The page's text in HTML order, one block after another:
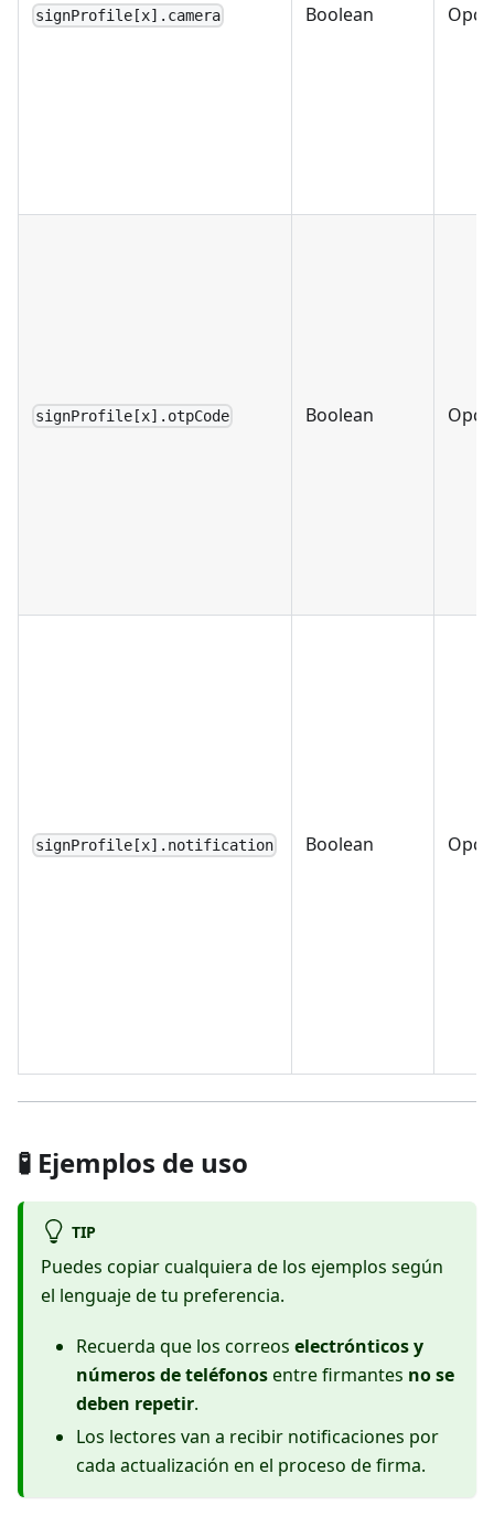
signProfile[x].camera Boolean
signProfile[x].otpCode Boolean
signProfile[x].notification Boolean
🧪 Ejemplos de uso
TIP
Puedes copiar cualquiera de los ejemplos según
el lenguaje de tu preferencia.
Recuerda que los correos electrónticos y
números de teléfonosentre firmantes no se
deben repetir.
Los lectores van a recibir notificaciones por
cada actualización en el proceso de firma.